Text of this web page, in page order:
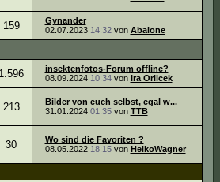
159
Gynander
02.07.2023 14:32von Abalone
1.596
insektenfotos-Forum offline?
08.09.2024 10:34von Ira Orlicek
213
Bilder von euch selbst, egal w...
31.01.2024 01:35von TTB
30
Wo sind die Favoriten ?
08.05.2022 18:15von HeikoWagner